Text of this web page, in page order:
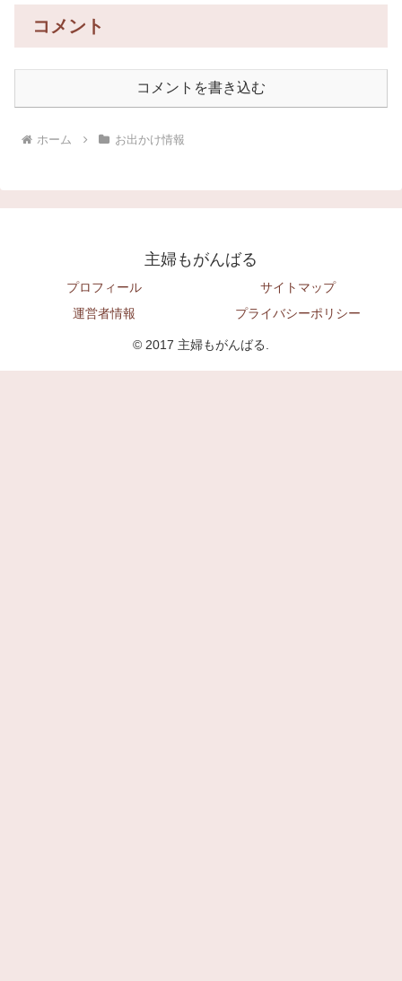
コメント
コメントを書き込む
ホーム お出かけ情報
主婦もがんばる
プロフィール
サイトマップ
運営者情報
プライバシーポリシー
© 2017 主婦もがんばる.